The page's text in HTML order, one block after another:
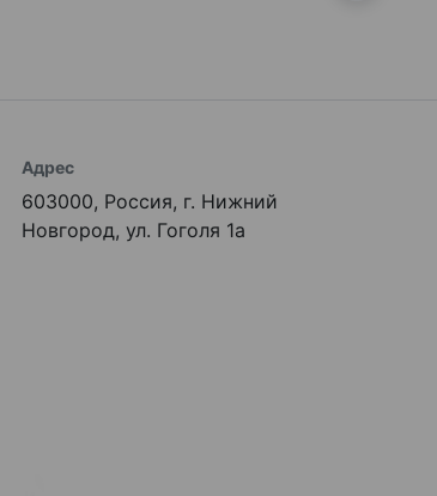
Адрес
603000, Россия, г. Нижний
Новгород, ул. Гоголя 1а